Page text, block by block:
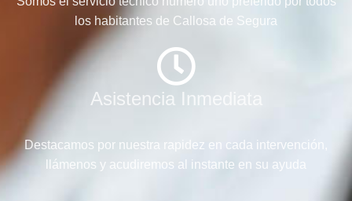
los habitantes de Callosa de Segura
Asistencia Inmediata
Destacamos por nuestra rapidez en cada intervención,
llámenos y acudiremos al instante en su ayuda